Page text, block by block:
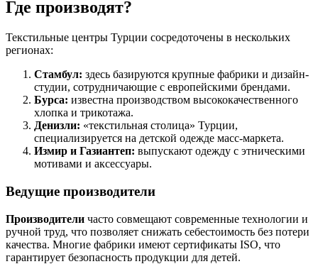
Где производят?
Текстильные центры Турции сосредоточены в нескольких
регионах:
Стамбул: здесь базируются крупные фабрики и дизайн-
студии, сотрудничающие с европейскими брендами.
Бурса: известна производством высококачественного
хлопка и трикотажа.
Денизли: «текстильная столица» Турции,
специализируется на детской одежде масс-маркета.
Измир и Газиантеп: выпускают одежду с этническими
мотивами и аксессуары.
Ведущие производители
Производители часто совмещают современные технологии и
ручной труд, что позволяет снижать себестоимость без потери
качества. Многие фабрики имеют сертификаты ISO, что
гарантирует безопасность продукции для детей.